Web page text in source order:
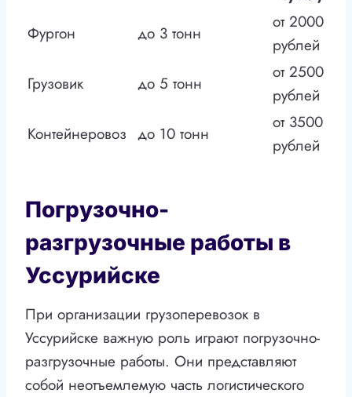
Фургон
до 3 тонн
от 2000
рублей
Грузовик
до 5 тонн
от 2500
рублей
Контейнеровоз до 10 тонн
от 3500
рублей
Погрузочно-
разгрузочные работы в
Уссурийске
При организации грузоперевозок в
Уссурийске важную роль играют погрузочно-
разгрузочные работы. Они представляют
собой неотъемлемую часть логистического